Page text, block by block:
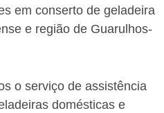
em conserto de geladeira
e região de Guarulhos-
o serviço de assistência
domésticas e